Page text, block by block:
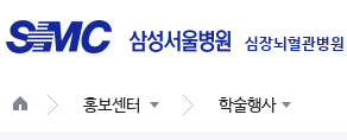
심장뇌혈관병원
글
로
네
홍보센터 학술행사